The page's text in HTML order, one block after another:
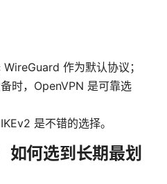
作为默认协议；
时，OpenVPN 是可靠选
是不错的选择。
如何选到长期最划